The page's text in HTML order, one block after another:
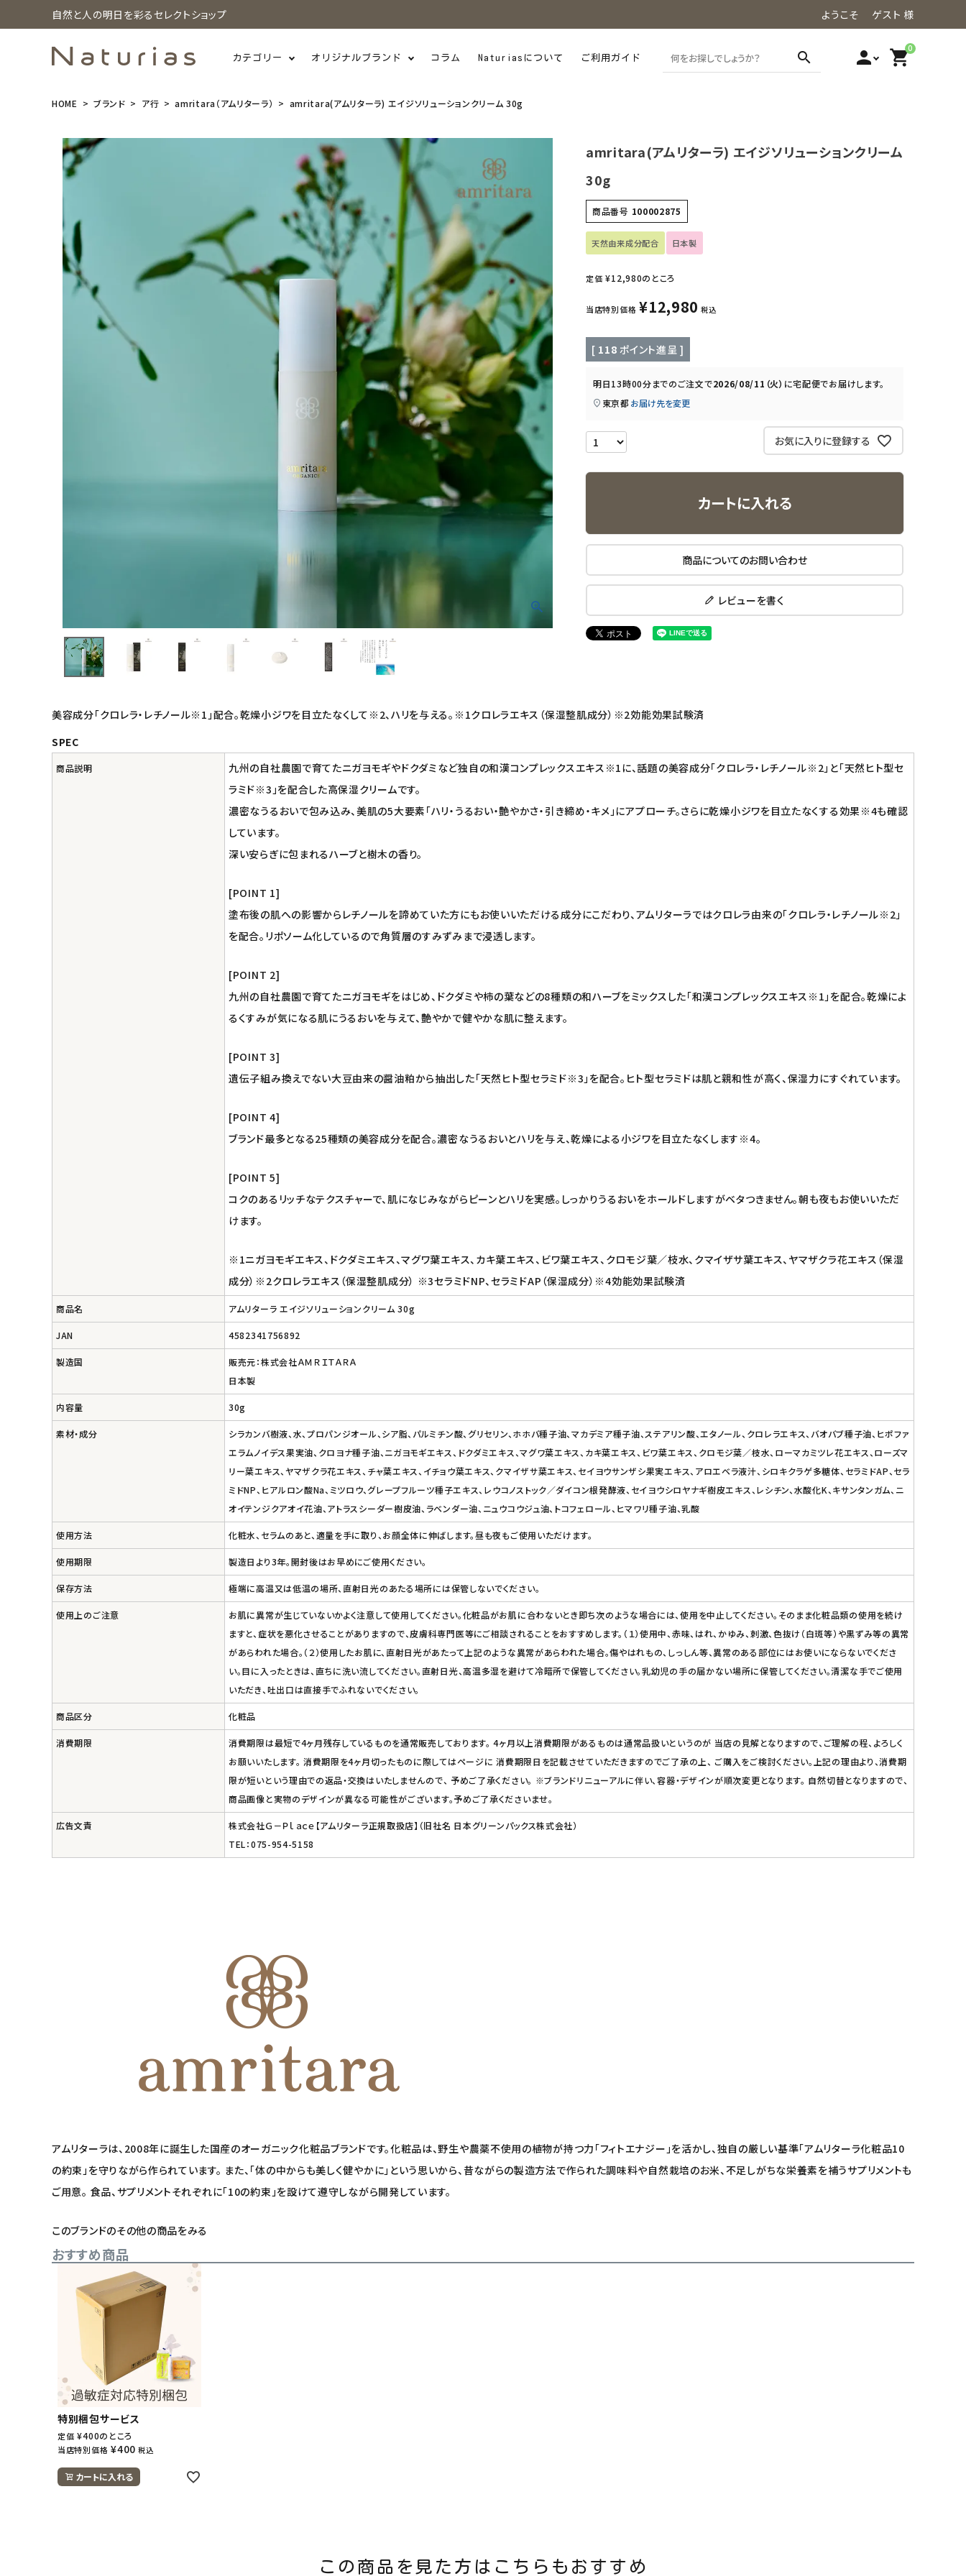
自然と人の明日を彩るセレクトショップ ようこそ ゲスト 様
カテゴリー オリジナルブランド コラム Naturiasについて ご利用ガイド search person 0
shopping_cart
インナー・下着・ナイトウェア
キッズ・ベビー・マタニティ
キッチン用品
HOME ブランド ア行 amritara（アムリターラ） amritara(アムリターラ) エイジソリューションクリーム 30g
amritara(アムリターラ) エイジソリューションクリーム
30g
商品番号 100002875
天然由来成分配合 日本製
定価 ¥12,980のところ
当店特別価格 ¥12,980 税込
[ 118 ポイント進呈 ]
明日13時00分までのご注文で2026/08/11（火） に宅配便でお届けします。
東京都 お届け先を変更
お気に入りに登録する
カートに入れる
商品についてのお問い合わせ
レビューを書く
美容成分「クロレラ・レチノール※1」配合。乾燥小ジワを目立たなくして※2、ハリを与える。※1クロレラエキス（保湿整肌成分）※2効能効果試験済
SPEC
商品説明
九州の自社農園で育てたニガヨモギやドクダミなど独自の和漢コンプレックスエキス※1に、話題の美容成分「クロレラ・レチノール※2」と「天然ヒト型セ
ラミド※3」を配合した高保湿クリームです。
濃密なうるおいで包み込み、美肌の5大要素「ハリ・うるおい・艶やかさ・引き締め・キメ」にアプローチ。さらに乾燥小ジワを目立たなくする効果※4も確認
しています。
深い安らぎに包まれるハーブと樹木の香り。
[POINT 1]
塗布後の肌への影響からレチノールを諦めていた方にもお使いいただける成分にこだわり、アムリターラではクロレラ由来の「クロレラ・レチノール※2」
を配合。リポソーム化しているので角質層のすみずみまで浸透します。
[POINT 2]
九州の自社農園で育てたニガヨモギをはじめ、ドクダミや柿の葉などの8種類の和ハーブをミックスした「和漢コンプレックスエキス※1」を配合。乾燥によ
るくすみが気になる肌にうるおいを与えて、艶やかで健やかな肌に整えます。
[POINT 3]
遺伝子組み換えでない大豆由来の醤油粕から抽出した「天然ヒト型セラミド※3」を配合。ヒト型セラミドは肌と親和性が高く、保湿力にすぐれています。
[POINT 4]
ブランド最多となる25種類の美容成分を配合。濃密なうるおいとハリを与え、乾燥による小ジワを目立たなくします※4。
[POINT 5]
コクのあるリッチなテクスチャーで、肌になじみながらピーンとハリを実感。しっかりうるおいをホールドしますがベタつきません。朝も夜もお使いいただ
けます。
※1ニガヨモギエキス、ドクダミエキス、マグワ葉エキス、カキ葉エキス、ビワ葉エキス、クロモジ葉／枝水、クマイザサ葉エキス、ヤマザクラ花エキス（保湿
成分）※2クロレラエキス（保湿整肌成分） ※3セラミドNP、セラミドAP（保湿成分）※4効能効果試験済
商品名 アムリターラ エイジソリューションクリーム 30g
JAN 4582341756892
製造国
販売元：株式会社ＡＭＲＩＴＡＲＡ
日本製
内容量 30g
素材・成分
シラカンバ樹液、水、プロパンジオール、シア脂、パルミチン酸、グリセリン、ホホバ種子油、マカデミア種子油、ステアリン酸、エタノール、クロレラエキス、バオバブ種子油、ヒポファ
エラムノイデス果実油、クロヨナ種子油、ニガヨモギエキス、ドクダミエキス、マグワ葉エキス、カキ葉エキス、ビワ葉エキス、クロモジ葉／枝水、ローマカミツレ花エキス、ローズマ
リー葉エキス、ヤマザクラ花エキス、チャ葉エキス、イチョウ葉エキス、クマイザサ葉エキス、セイヨウサンザシ果実エキス、アロエベラ液汁、シロキクラゲ多糖体、セラミドAP、セラ
ミドNP、ヒアルロン酸Na、ミツロウ、グレープフルーツ種子エキス、レウコノストック／ダイコン根発酵液、セイヨウシロヤナギ樹皮エキス、レシチン、水酸化K、キサンタンガム、ニ
オイテンジクアオイ花油、アトラスシーダー樹皮油、ラベンダー油、ニュウコウジュ油、トコフェロール、ヒマワリ種子油、乳酸
使用方法 化粧水、セラムのあと、適量を手に取り、お顔全体に伸ばします。昼も夜もご使用いただけます。
使用期限 製造日より3年。開封後はお早めにご使用ください。
保存方法 極端に高温又は低温の場所、直射日光のあたる場所には保管しないでください。
使用上のご注意
お肌に異常が生じていないかよく注意して使用してください。化粧品がお肌に合わないとき即ち次のような場合には、使用を中止してください。そのまま化粧品類の使用を続け
ますと、症状を悪化させることがありますので、皮膚科専門医等にご相談されることをおすすめします。（１）使用中、赤味、はれ、かゆみ、刺激、色抜け（白斑等）や黒ずみ等の異常
があらわれた場合。（２）使用したお肌に、直射日光があたって上記のような異常があらわれた場合。傷やはれもの、しっしん等、異常のある部位にはお使いにならないでくださ
い。目に入ったときは、直ちに洗い流してください。直射日光、高温多湿を避けて冷暗所で保管してください。乳幼児の手の届かない場所に保管してください。清潔な手でご使用
いただき、吐出口は直接手でふれないでください。
商品区分 化粧品
消費期限
消費期限は最短で4ヶ月残存しているものを通常販売しております。 4ヶ月以上消費期限があるものは通常品扱いというのが 当店の見解となりますので、ご理解の程、よろしく
お願いいたします。 消費期限を4ヶ月切ったものに際してはページに 消費期限日を記載させていただきますのでご了承の上、 ご購入をご検討ください。上記の理由より、消費期
限が短いという理由での返品・交換はいたしませんので、 予めご了承ください。 ※ブランドリニューアルに伴い、容器・デザインが順次変更となります。 自然切替となりますので、
商品画像と実物のデザインが異なる可能性がございます。予めご了承くださいませ。
広告文責
株式会社Ｇ－Ｐｌａｃｅ【アムリターラ正規取扱店】（旧社名 日本グリーンパックス株式会社）
TEL：075-954-5158
アムリターラは、2008年に誕生した国産のオーガニック化粧品ブランドです。化粧品は、野生や農薬不使用の植物が持つ力「フィトエナジー」を活かし、独自の厳しい基準「アムリターラ化粧品10
の約束」を守りながら作られています。 また、「体の中からも美しく健やかに」という思いから、昔ながらの製造方法で作られた調味料や自然栽培のお米、不足しがちな栄養素を補うサプリメントも
ご用意。 食品、サプリメントそれぞれに「10の約束」を設けて遵守しながら開発しています。
このブランドのその他の商品をみる
おすすめ商品
特別梱包サービス
定価 ¥400のところ
当店特別価格 ¥400 税込
カートに入れる
この商品を見た方はこちらもおすすめ